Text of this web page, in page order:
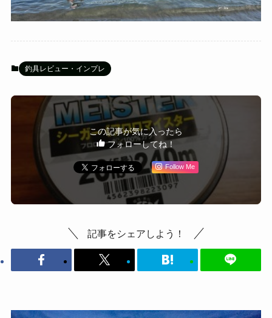
釣具レビュー・インプレ
この記事が気に入ったら
フォローしてね！
Follow Me
記事をシェアしよう！